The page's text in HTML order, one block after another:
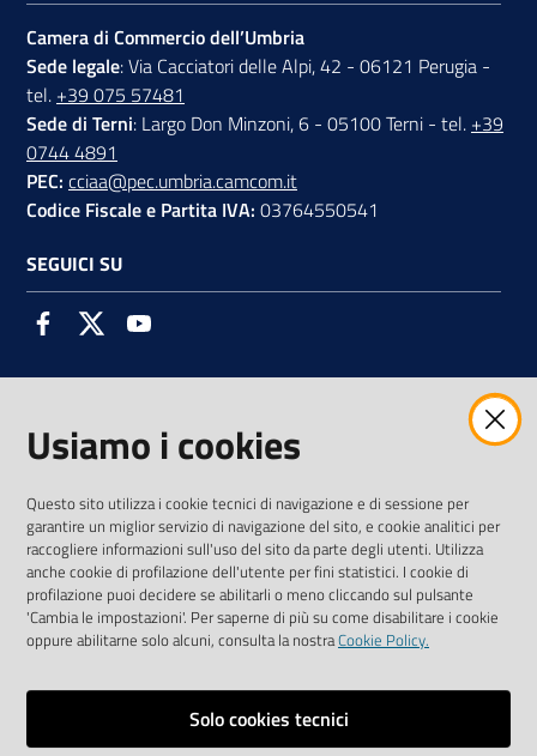
Camera di Commercio dell’Umbria
Sede legale: Via Cacciatori delle Alpi, 42 - 06121 Perugia -
tel. +39 075 57481
Sede di Terni: Largo Don Minzoni, 6 - 05100 Terni - tel. +39
0744 4891
PEC: cciaa@pec.umbria.camcom.it
Codice Fiscale e Partita IVA: 03764550541
SEGUICI SU
FacebookTwitter
AMMINISTRAZIONE TRASPARENTE INTERCAM S.C.A.R.L.
Vai alla pagina
Media Policy
Usiamo i cookies
Questo sito utilizza i cookie tecnici di navigazione e di sessione per
garantire un miglior servizio di navigazione del sito, e cookie analitici per
raccogliere informazioni sull'uso del sito da parte degli utenti. Utilizza
anche cookie di profilazione dell'utente per fini statistici. I cookie di
profilazione puoi decidere se abilitarli o meno cliccando sul pulsante
'Cambia le impostazioni'. Per saperne di più su come disabilitare i cookie
oppure abilitarne solo alcuni, consulta la nostraCookie Policy.
Solo cookies tecnici